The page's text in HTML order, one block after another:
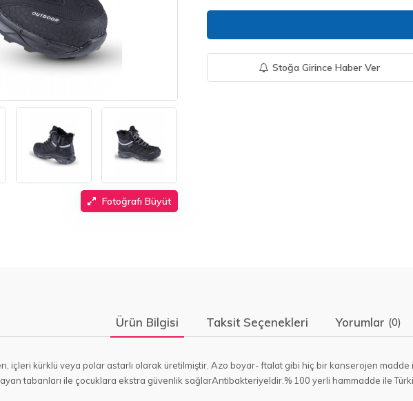
Fotoğrafı Büyüt
Stoğa Girince Haber Ver
Ürün Bilgisi Taksit Seçenekleri Yorumlar (0)
içleri kürklü veya polar astarlı olarak üretilmiştir. Azo boyar- ftalat gibi hiç bir kanserojen
tabanları ile çocuklara ekstra güvenlik sağlarAntibakteriyeldir.% 100 yerli hammadde ile